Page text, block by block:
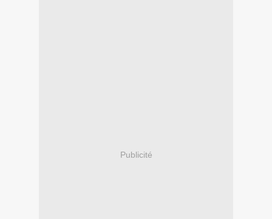
Publicité